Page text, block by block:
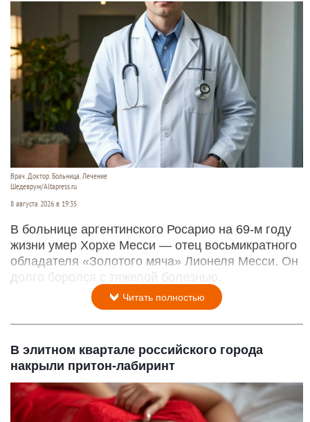
Врач. Доктор. Больница. Лечение
Шедеврум/Altapress.ru
8 августа 2026 в 19:35
В больнице аргентинского Росарио на 69-м году
жизни умер Хорхе Месси — отец восьмикратного
обладателя «Золотого мяча» Лионеля Месси. Он
долго боролся с тяжелой болезнью.
Читать полностью
В элитном квартале российского города
накрыли притон-лабиринт